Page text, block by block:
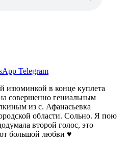
Telegram
изюминкой в конце куплета
совершенно гениальным
из с. Афанасьевка
области. Сольно. Я пою
второй голос, это
большой любви ♥️